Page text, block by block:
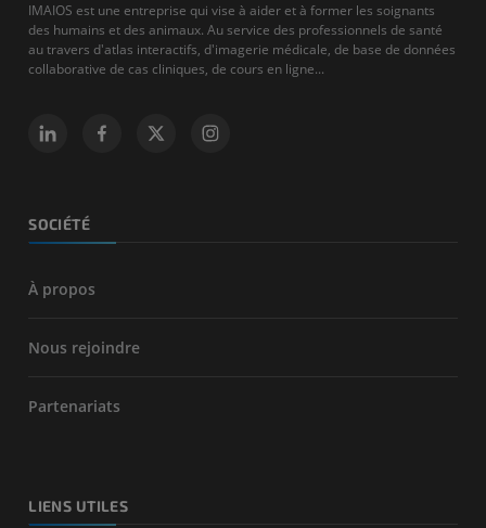
IMAIOS est une entreprise qui vise à aider et à former les soignants
des humains et des animaux. Au service des professionnels de santé
au travers d'atlas interactifs, d'imagerie médicale, de base de données
collaborative de cas cliniques, de cours en ligne...
SOCIÉTÉ
À propos
Nous rejoindre
Partenariats
LIENS UTILES